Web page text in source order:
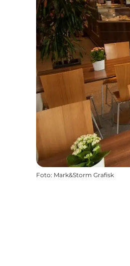
Foto: Mark&Storm Grafisk